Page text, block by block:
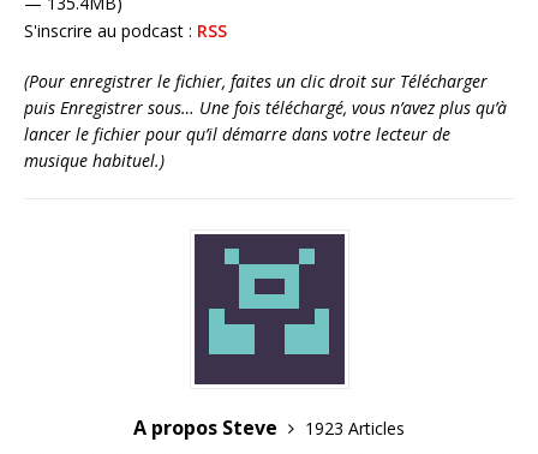
S'inscrire au podcast : RSS
(Pour enregistrer le fichier, faites un clic droit sur Télécharger
puis Enregistrer sous… Une fois téléchargé, vous n’avez plus qu’à
lancer le fichier pour qu’il démarre dans votre lecteur de
musique habituel.)
A propos Steve
1923 Articles